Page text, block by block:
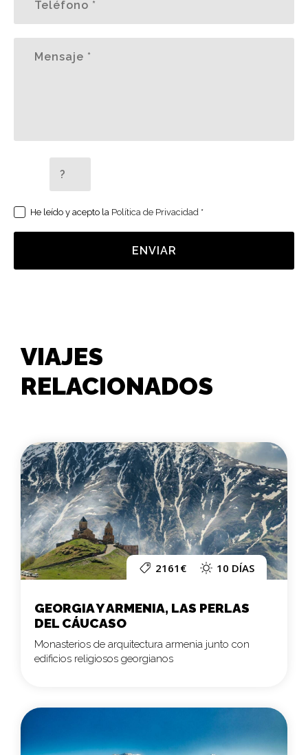
He leído y acepto la Política de Privacidad *
ENVIAR
VIAJES
RELACIONADOS
2161€ 10 DÍAS
GEORGIA Y ARMENIA, LAS PERLAS
DEL CÁUCASO
Monasterios de arquitectura armenia junto con
edificios religiosos georgianos